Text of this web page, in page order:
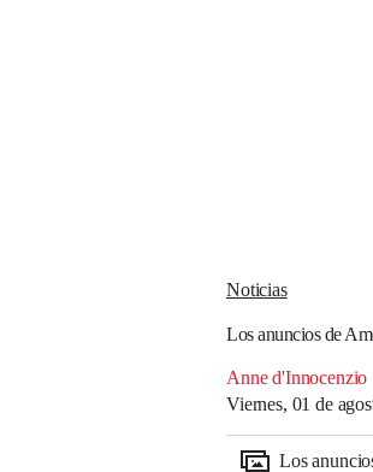
Noticias
Los anuncios de
Anne d'Innocenzio
Viernes, 01 de
Los